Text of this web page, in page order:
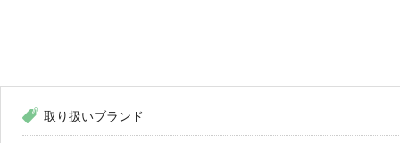
取り扱いブランド